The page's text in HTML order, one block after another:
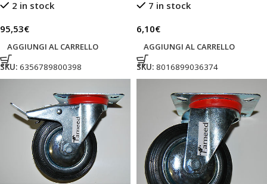
2 in stock
95,53€
AGGIUNGI AL CARRELLO
SKU: 6356789800398
7 in stock
6,10€
AGGIUNGI AL CARRELLO
SKU: 8016899036374